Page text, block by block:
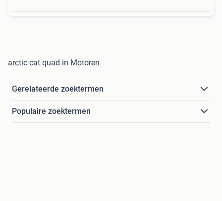
arctic cat quad in Motoren
Gerelateerde zoektermen
Populaire zoektermen